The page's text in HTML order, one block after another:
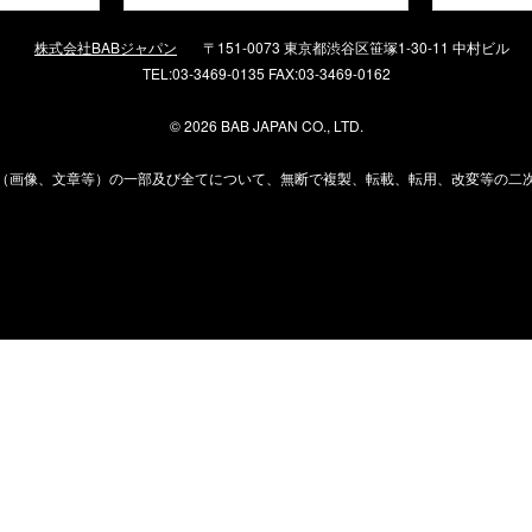
株式会社BABジャパン
〒151-0073 東京都渋谷区笹塚1-30-11 中村ビル
TEL:03-3469-0135 FAX:03-3469-0162
©2026 BAB JAPAN CO., LTD.
画像、文章等）の一部及び全てについて、無断で複製、転載、転用、改変等の二